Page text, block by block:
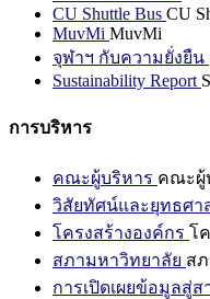
CU Shuttle Bus CU
MuvMi MuvMi
จุฬาฯ กับความยั่งยืน
Sustainability Report
การบริหาร
คณะผู้บริหาร คณะผู้
วิสัยทัศน์และยุทธศา
โครงสร้างองค์กร โ
สภามหาวิทยาลัย ส
การเปิดเผยข้อมูลสู่